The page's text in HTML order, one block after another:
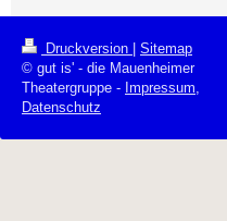
Druckversion | Sitemap
© gut is' - die Mauenheimer
Theatergruppe - Impressum
Datenschutz